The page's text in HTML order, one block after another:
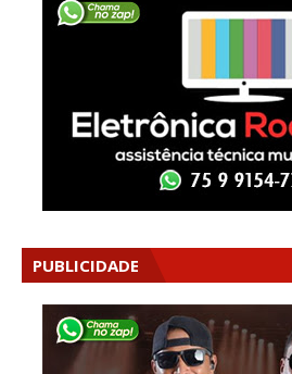
PUBLICIDADE